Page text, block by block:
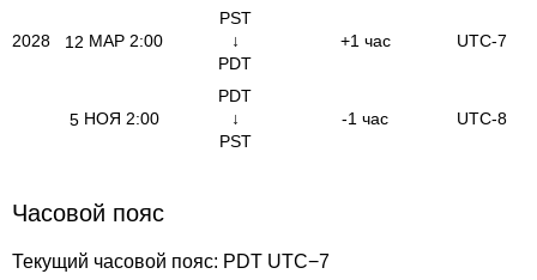
2028 12 МАР 2:00
PST
↓
PDT
+1 час UTC-7
5НОЯ 2:00
PDT
↓
PST
-1 час UTC-8
Часовой пояс
Текущий часовой пояс: PDT UTC−7